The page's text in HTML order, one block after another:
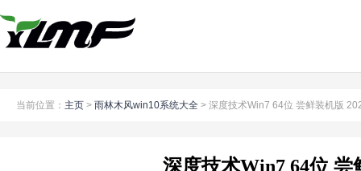
当前位置： 主页 > 雨林木风win10系统大全 > 深度技术Win7 64位 尝鲜装机版
深度技术Win7 64位 尝